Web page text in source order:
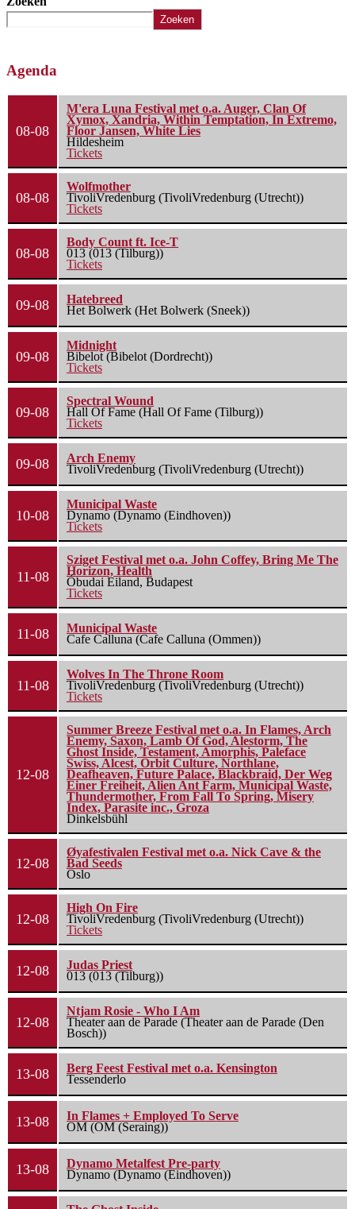
Zoeken
Agenda
08-08
M'era Luna Festival met o.a. Auger, Clan Of
Xymox, Xandria, Within Temptation, In Extremo,
Floor Jansen, White Lies
Hildesheim
Tickets
08-08
Wolfmother
TivoliVredenburg (TivoliVredenburg (Utrecht))
Tickets
08-08
Body Count ft. Ice-T
013 (013 (Tilburg))
Tickets
09-08
Hatebreed
Het Bolwerk (Het Bolwerk (Sneek))
09-08
Midnight
Bibelot (Bibelot (Dordrecht))
Tickets
09-08
Spectral Wound
Hall Of Fame (Hall Of Fame (Tilburg))
Tickets
09-08
Arch Enemy
TivoliVredenburg (TivoliVredenburg (Utrecht))
10-08
Municipal Waste
Dynamo (Dynamo (Eindhoven))
Tickets
11-08
Sziget Festival met o.a. John Coffey, Bring Me The
Horizon, Health
Óbudai Eiland, Budapest
Tickets
11-08
Municipal Waste
Cafe Calluna (Cafe Calluna (Ommen))
11-08
Wolves In The Throne Room
TivoliVredenburg (TivoliVredenburg (Utrecht))
Tickets
12-08
Summer Breeze Festival met o.a. In Flames, Arch
Enemy, Saxon, Lamb Of God, Alestorm, The
Ghost Inside, Testament, Amorphis, Paleface
Swiss, Alcest, Orbit Culture, Northlane,
Deafheaven, Future Palace, Blackbraid, Der Weg
Einer Freiheit, Alien Ant Farm, Municipal Waste,
Thundermother, From Fall To Spring, Misery
Index, Parasite inc., Groza
Dinkelsbühl
12-08
Øyafestivalen Festival met o.a. Nick Cave & the
Bad Seeds
Oslo
12-08
High On Fire
TivoliVredenburg (TivoliVredenburg (Utrecht))
Tickets
12-08
Judas Priest
013 (013 (Tilburg))
12-08
Ntjam Rosie - Who I Am
Theater aan de Parade (Theater aan de Parade (Den
Bosch))
13-08
Berg Feest Festival met o.a. Kensington
Tessenderlo
13-08
In Flames + Employed To Serve
OM (OM (Seraing))
13-08
Dynamo Metalfest Pre-party
Dynamo (Dynamo (Eindhoven))